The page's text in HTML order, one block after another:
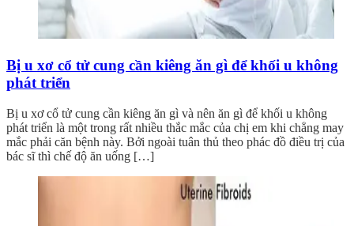
Bị u xơ cổ tử cung cần kiêng ăn gì để khối u không
phát triển
Bị u xơ cổ tử cung cần kiêng ăn gì và nên ăn gì để khối u không
phát triển là một trong rất nhiều thắc mắc của chị em khi chẳng may
mắc phải căn bệnh này. Bởi ngoài tuân thủ theo phác đồ điều trị của
bác sĩ thì chế độ ăn uống […]